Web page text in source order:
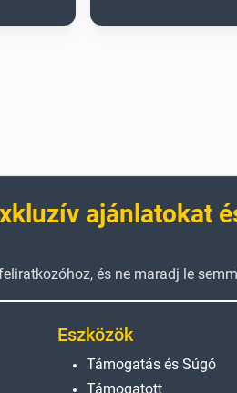
ajánlatokat
és ne maradj le
Eszközök
Támogatás és Súgó
Támogatott